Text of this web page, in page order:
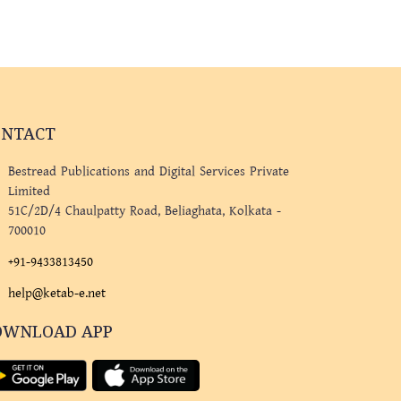
Bestread Publications and Digital Services Private
Limited
51C/2D/4 Chaulpatty Road, Beliaghata, Kolkata -
700010
+91-9433813450
help@ketab-e.net
APP